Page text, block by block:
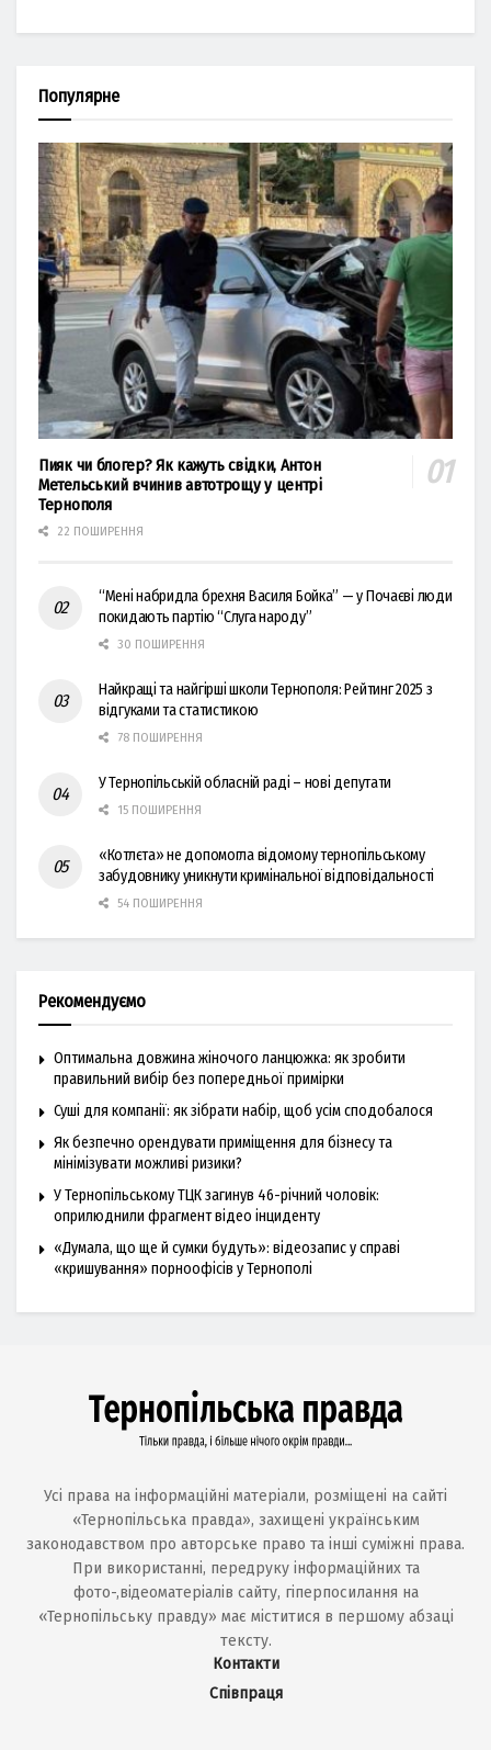
Популярне
Пияк чи блогер? Як кажуть свідки, Антон
Метельський вчинив автотрощу у центрі
Тернополя
22 ПОШИРЕННЯ
“Мені набридла брехня Василя Бойка” — у Почаєві люди
покидають партію “Слуга народу”
30 ПОШИРЕННЯ
Найкращі та найгірші школи Тернополя: Рейтинг 2025 з
відгуками та статистикою
78 ПОШИРЕННЯ
У Тернопільській обласній раді – нові депутати
15 ПОШИРЕННЯ
«Котлєта» не допомогла відомому тернопільському
забудовнику уникнути кримінальної відповідальності
54 ПОШИРЕННЯ
Рекомендуємо
Оптимальна довжина жіночого ланцюжка: як зробити
правильний вибір без попередньої примірки
Суші для компанії: як зібрати набір, щоб усім сподобалося
Як безпечно орендувати приміщення для бізнесу та
мінімізувати можливі ризики?
У Тернопільському ТЦК загинув 46-річний чоловік:
оприлюднили фрагмент відео інциденту
«Думала, що ще й сумки будуть»: відеозапис у справі
«кришування» порноофісів у Тернополі
Усі права на інформаційні матеріали, розміщені на сайті
«Тернопільська правда», захищені українським
законодавством про авторське право та інші суміжні права.
При використанні, передруку інформаційних та
фото-,відеоматеріалів сайту, гіперпосилання на
«Тернопільську правду» має міститися в першому абзаці
тексту.
Контакти
Співпраця